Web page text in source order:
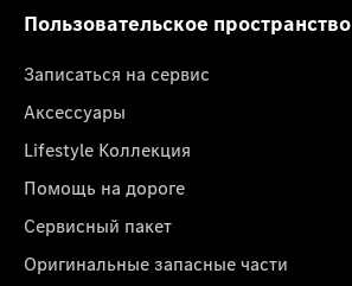
Пользовательское пространство
Записаться на сервис
Аксессуары
Lifestyle Коллекция
Помощь на дороге
Сервисный пакет
Оригинальные запасные части